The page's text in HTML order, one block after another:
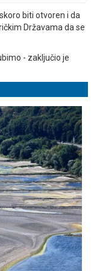
biti otvoren i da
Državama da se
- zaključio je